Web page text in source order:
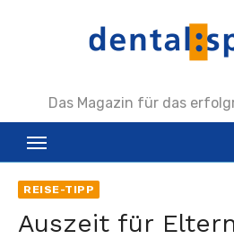
Das Magazin für das
REISE-TIPP
Auszeit für